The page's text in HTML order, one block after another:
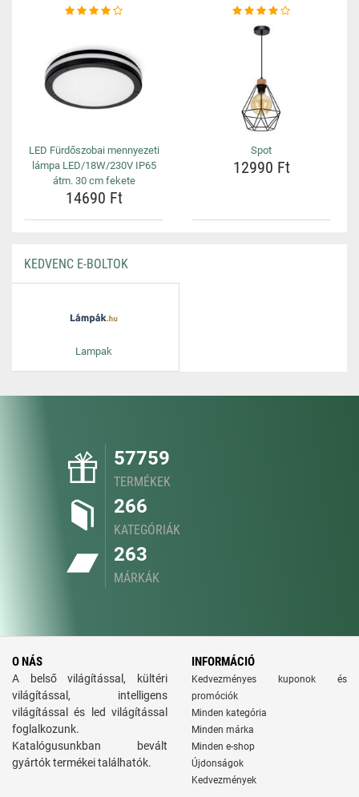
LED Fürdőszobai mennyezeti
lámpa LED/18W/230V IP65
átm. 30 cm fekete
14690 Ft
Spot
12990 Ft
KEDVENC E-BOLTOK
Lampak
57759
TERMÉKEK
266
KATEGÓRIÁK
263
MÁRKÁK
O NÁS
A belső világítással, kültéri
világítással, intelligens
világítással és led világítással
foglalkozunk.
Katalógusunkban bevált
gyártók termékei találhatók.
INFORMÁCIÓ
Kedvezményes kuponok és
promóciók
Minden kategória
Minden márka
Minden e-shop
Újdonságok
Kedvezmények